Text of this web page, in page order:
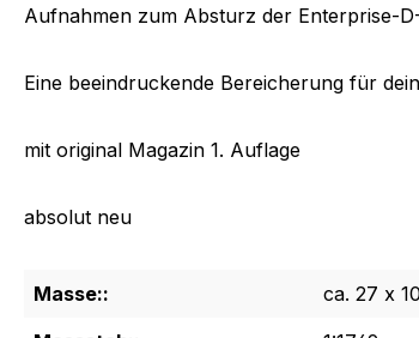
Aufnahmen zum Absturz der Enterprise-
Eine beeindruckende Bereicherung für
mit original Magazin 1. Auflage
absolut neu
Masse::
ca. 27 x